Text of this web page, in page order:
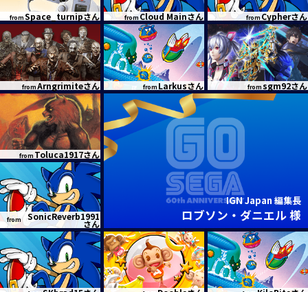
IGN Japan 編集長
ロブソン・ダニエル 様
fromSpace_turnipさん from Cloud Mainさん from Cypherさん
fromArngrimiteさん from Larkusさん fromsgm92さん
from Toluca1917さん
from SonicReverb1991
さん